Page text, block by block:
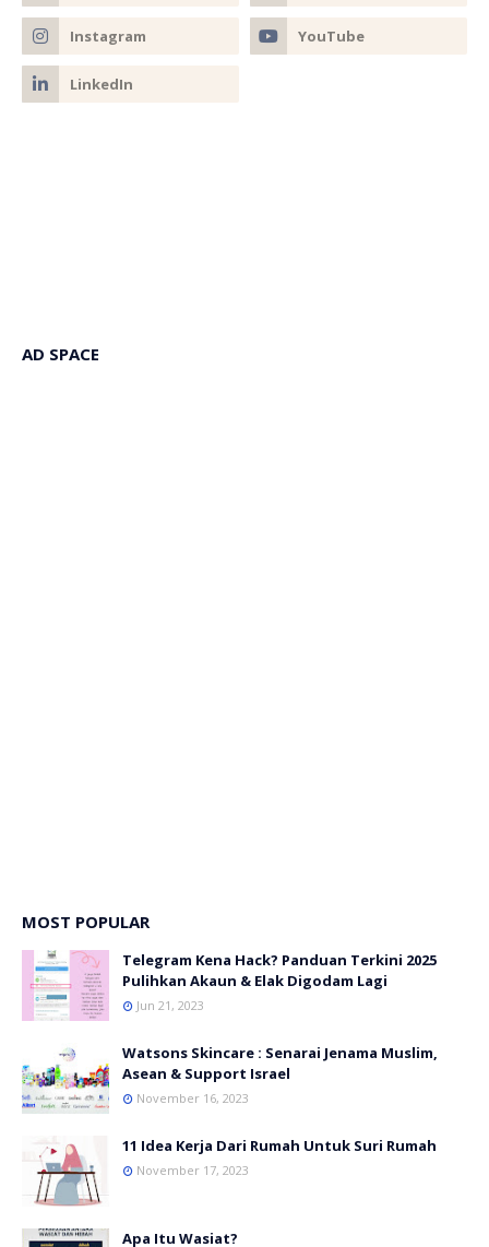
AD SPACE
MOST POPULAR
Telegram Kena Hack? Panduan Terkini 2025
Pulihkan Akaun & Elak Digodam Lagi
Jun 21, 2023
Watsons Skincare : Senarai Jenama Muslim,
Asean & Support Israel
November 16, 2023
11 Idea Kerja Dari Rumah Untuk Suri Rumah
November 17, 2023
Apa Itu Wasiat?